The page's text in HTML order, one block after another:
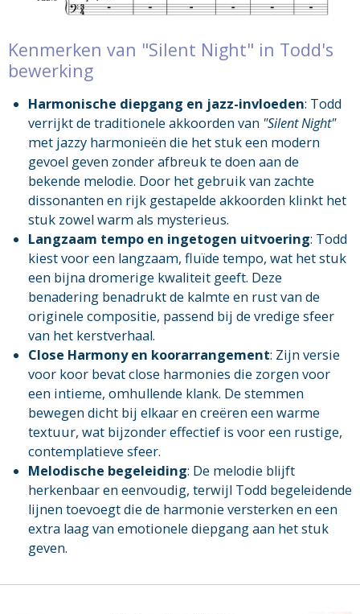
Kenmerken van "Silent Night" in Todd's
bewerking
Harmonische diepgang en jazz-invloeden: Todd
verrijkt de traditionele akkoorden van "Silent Night"
met jazzy harmonieën die het stuk een modern
gevoel geven zonder afbreuk te doen aan de
bekende melodie. Door het gebruik van zachte
dissonanten en rijk gestapelde akkoorden klinkt het
stuk zowel warm als mysterieus.
Langzaam tempo en ingetogen uitvoering: Todd
kiest voor een langzaam, fluïde tempo, wat het stuk
een bijna dromerige kwaliteit geeft. Deze
benadering benadrukt de kalmte en rust van de
originele compositie, passend bij de vredige sfeer
van het kerstverhaal.
Close Harmony en koorarrangement: Zijn versie
voor koor bevat close harmonies die zorgen voor
een intieme, omhullende klank. De stemmen
bewegen dicht bij elkaar en creëren een warme
textuur, wat bijzonder effectief is voor een rustige,
contemplatieve sfeer.
Melodische begeleiding: De melodie blijft
herkenbaar en eenvoudig, terwijl Todd begeleidende
lijnen toevoegt die de harmonie versterken en een
extra laag van emotionele diepgang aan het stuk
geven.